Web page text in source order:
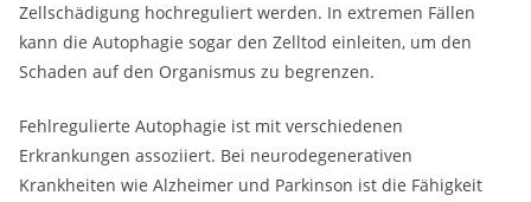
Zellschädigung hochreguliert werden. In extremen Fällen
kann die Autophagie sogar den Zelltod einleiten, um den
Schaden auf den Organismus zu begrenzen.
Fehlregulierte Autophagie ist mit verschiedenen
Erkrankungen assoziiert. Bei neurodegenerativen
Krankheiten wie Alzheimer und Parkinson ist die Fähigkeit